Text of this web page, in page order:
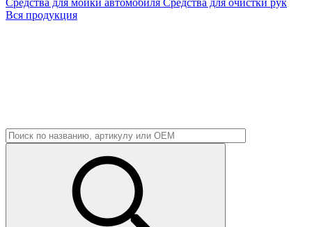
Средства для мойки автомобиля Средства для очистки рук
Вся продукция